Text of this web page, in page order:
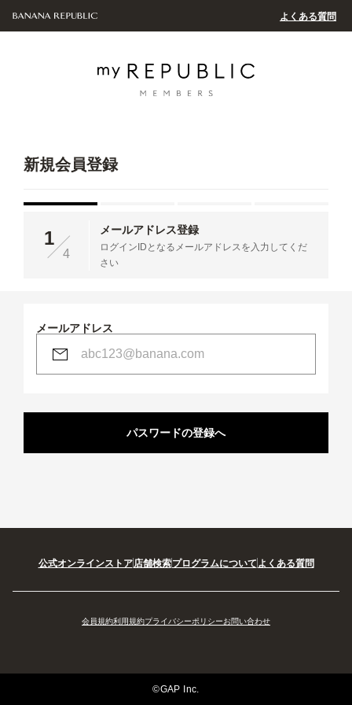
よくある質問
新規会員登録
4
1 メールアドレス登録
ログインIDとなるメールアドレスを入力してくだ
さい
メールアドレス
パスワードの登録へ
公式オンラインストア店舗検索プログラムについて よくある質問
会員規約利用規約プライバシーポリシーお問い合わせ
©GAP Inc.